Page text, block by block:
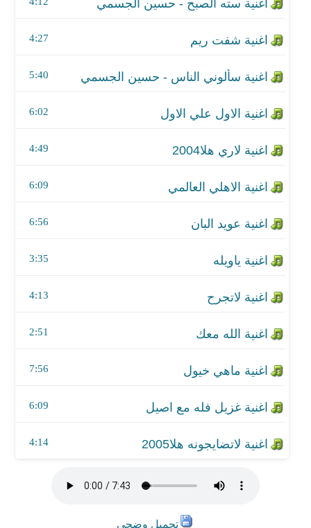
4:27
5:40
6:02
اغنية لاري هلا2004
4:49
اغنية الاهلي العالمي
6:09
6:56
3:35
4:13
اغنية الله معك
2:51
اغنية ماهي خيول
7:56
اغنية غزيل فله مع اصيل
6:09
4:14
تحميل وضحى